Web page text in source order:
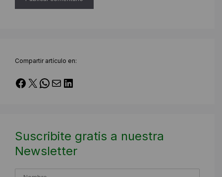
Compartir artículo en:
Facebook
X WhatsApp
Correo electrónico
LinkedIn
Suscribite gratis a nuestra
Newsletter